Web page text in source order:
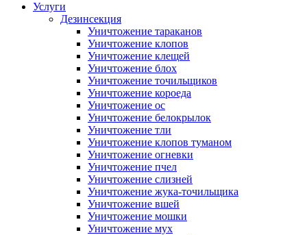
Услуги
Дезинсекция
Уничтожение тараканов
Уничтожение клопов
Уничтожение клещей
Уничтожение блох
Уничтожение точильщиков
Уничтожение короеда
Уничтожение ос
Уничтожение белокрылок
Уничтожение тли
Уничтожение клопов туманом
Уничтожение огневки
Уничтожение пчел
Уничтожение слизней
Уничтожение жука-точильщика
Уничтожение вшей
Уничтожение мошки
Уничтожение мух